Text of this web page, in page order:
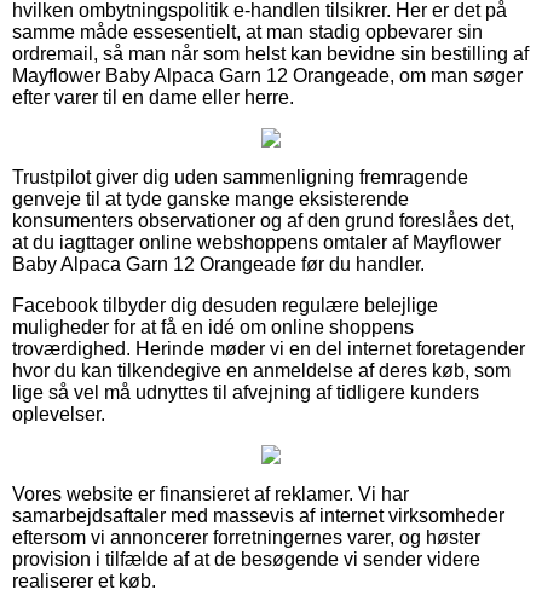
hvilken ombytningspolitik e-handlen tilsikrer. Her er det på
samme måde essesentielt, at man stadig opbevarer sin
ordremail, så man når som helst kan bevidne sin bestilling af
Mayflower Baby Alpaca Garn 12 Orangeade, om man søger
efter varer til en dame eller herre.
Trustpilot giver dig uden sammenligning fremragende
genveje til at tyde ganske mange eksisterende
konsumenters observationer og af den grund foreslåes det,
at du iagttager online webshoppens omtaler af Mayflower
Baby Alpaca Garn 12 Orangeade før du handler.
Facebook tilbyder dig desuden regulære belejlige
muligheder for at få en idé om online shoppens
troværdighed. Herinde møder vi en del internet foretagender
hvor du kan tilkendegive en anmeldelse af deres køb, som
lige så vel må udnyttes til afvejning af tidligere kunders
oplevelser.
Vores website er finansieret af reklamer. Vi har
samarbejdsaftaler med massevis af internet virksomheder
eftersom vi annoncerer forretningernes varer, og høster
provision i tilfælde af at de besøgende vi sender videre
realiserer et køb.